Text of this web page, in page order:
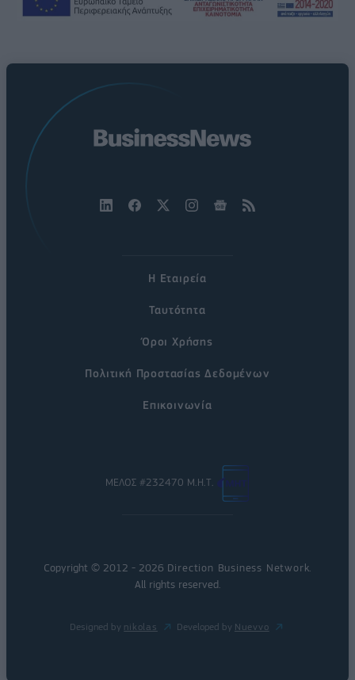
Η Εταιρεία
Ταυτότητα
Όροι Χρήσης
Πολιτική Προστασίας Δεδομένων
Επικοινωνία
ΜΕΛΟΣ #232470 Μ.Η.Τ.
Copyright © 2012 - 2026 Direction Business Network
All rights reserved.
Designed by nikolas Developed by Nuevvo